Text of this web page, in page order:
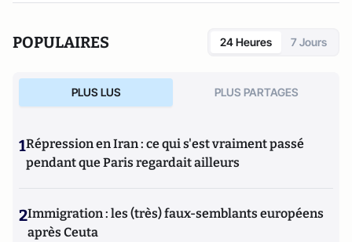
POPULAIRES 24 Heures 7 Jours
PLUS LUS PLUS PARTAGES
1Répression en Iran : ce qui s'est vraiment passé
pendant que Paris regardait ailleurs
2Immigration : les (très) faux-semblants européens
après Ceuta